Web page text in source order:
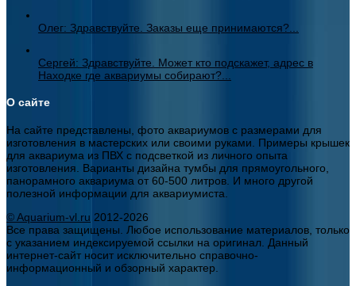
Олег: Здравствуйте. Заказы еще принимаются?...
Сергей: Здравствуйте. Может кто подскажет, адрес в
Находке где аквариумы собирают?...
О сайте
На сайте представлены, фото аквариумов с размерами для
изготовления в мастерских или своими руками. Примеры крышек
для аквариума из ПВХ с подсветкой из личного опыта
изготовления. Варианты дизайна тумбы для прямоугольного,
панорамного аквариума от 60-500 литров. И много другой
полезной информации для аквариумиста.
© Aquarium-vl.ru 2012-2026
Все права защищены. Любое использование материалов, только
с указанием индексируемой ссылки на оригинал. Данный
интернет-сайт носит исключительно справочно-
информационный и обзорный характер.